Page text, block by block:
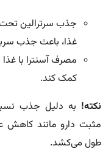
جذب سرترالین تحت
غذا، باعث جذب
مصرف آسنترا با
کمک کند.
نکته! به دلیل جذب
مثبت دارو مانند کاهش
طول می‌کشد.